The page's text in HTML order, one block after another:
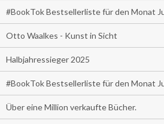
#BookTok Bestsellerliste für den Monat
Otto Waalkes - Kunst in Sicht
Halbjahressieger 2025
#BookTok Bestsellerliste für den Monat
Über eine Million verkaufte Bücher.